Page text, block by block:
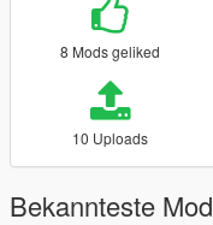
8 Mods geliked
10 Uploads
Bekannteste Mod